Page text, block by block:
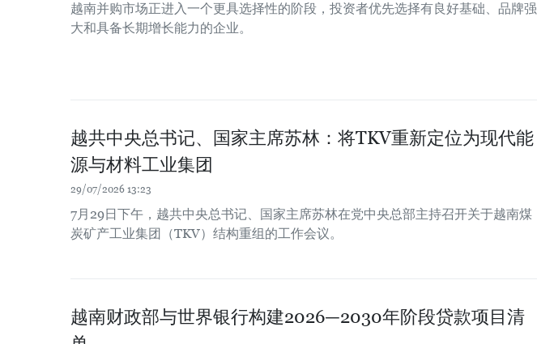
越南并购市场正进入一个更具选择性的阶段，投资者优先选择有良好基础、品牌强
大和具备长期增长能力的企业。
越共中央总书记、国家主席苏林：将TKV重新定位为现代能
源与材料工业集团
29/07/2026 13:23
7月29日下午，越共中央总书记、国家主席苏林在党中央总部主持召开关于越南煤
炭矿产工业集团（TKV）结构重组的工作会议。
越南财政部与世界银行构建2026—2030年阶段贷款项目清